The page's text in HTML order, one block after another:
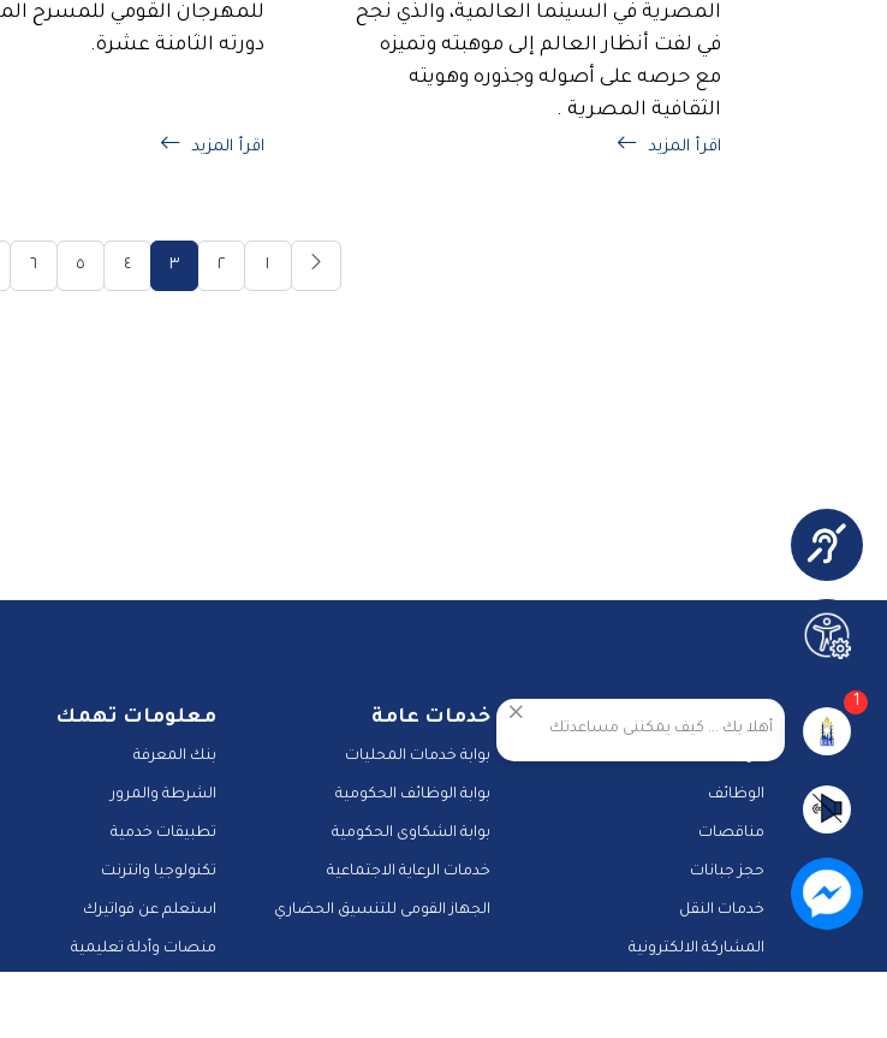
المصرية في السينما العالمية، والذي نجح
في لفت أنظار العالم إلى موهبته وتميزه
مع حرصه على أصوله وجذوره وهويته
الثقافية المصرية .
اقرأ المزيد
للمهرجان القومي للمسرح
دورته الثامنة عشرة.
اقرأ المزيد
١ ٢ ٣ ٤ ٥ ٦
خدمات المحافظة
الوظائف
مناقصات
حجز جبانات
خدمات النقل
المشاركة الالكترونية
خدمات عامة
بوابة خدمات المحليات
بوابة الوظائف الحكومية
بوابة الشكاوى الحكومية
خدمات الرعاية الاجتماعية
الجهاز القومى للتنسيق الحضاري
معلومات تهمك
بنك المعرفة
الشرطة والمرور
تطبيقات خدمية
تكنولوجيا وانترنت
استعلم عن فواتيرك
منصات وأدلة تعليمية
أهلا بك ... كيف يمكننى مساعدتك
1